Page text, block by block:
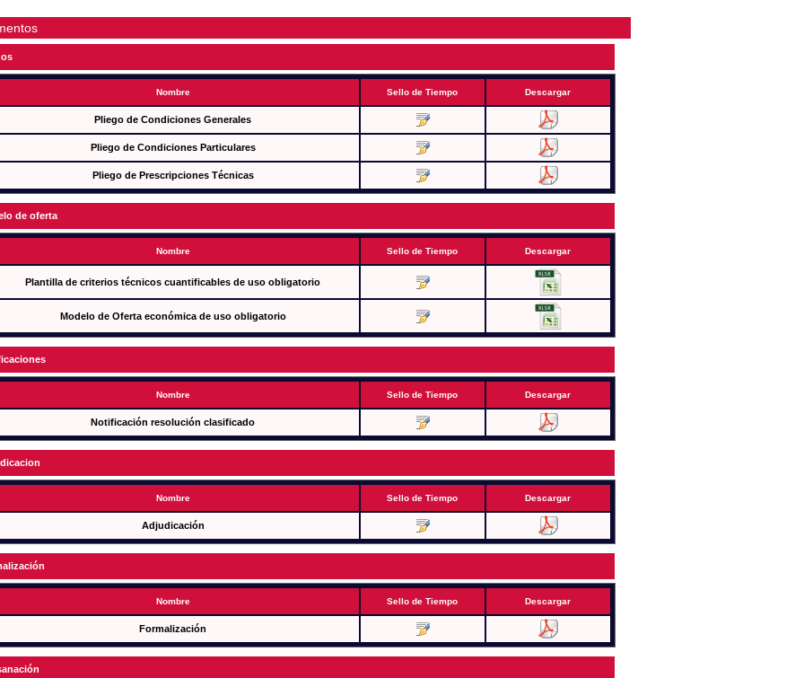
Nombre Sello de Tiempo Descargar
Pliego de Condiciones Generales
Pliego de Condiciones Particulares
Pliego de Prescripciones Técnicas
de oferta
Nombre Sello de Tiempo Descargar
Plantilla de criterios técnicos cuantificables de uso obligatorio
Modelo de Oferta económica de uso obligatorio
Nombre Sello de Tiempo Descargar
Notificación resolución clasificado
Nombre Sello de Tiempo Descargar
Adjudicación
Nombre Sello de Tiempo Descargar
Formalización